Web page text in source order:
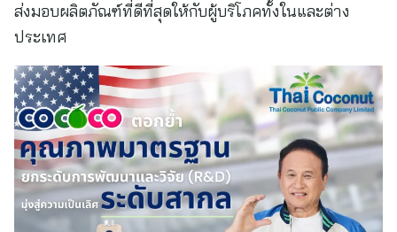
ส่งมอบผลิตภัณฑ์ที่ดีที่สุดให้กับผู้บริโภคทั้งในและต่าง
ประเทศ